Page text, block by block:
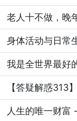
老人十不做，晚
身体活动与日常
我是全世界最好
【答疑解惑313
人生的唯一财富 -